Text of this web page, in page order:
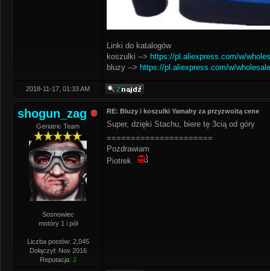
Linki do katalogów
koszulki --> https://pl.aliexpress.com/w/
bluzy --> https://pl.aliexpress.com/w/
2018-11-17, 01:33 AM
shogun_zag
Geriatric Team
Sosnowiec
motóry 1 i pół
Liczba postów: 2,045
Dołączył: Nov 2016
Reputacja: 2
RE: Bluzy i koszulki Yamahy za przyzwoitą cene
Super, dzięki Stachu, biere tę 3cią od góry
======================
Pozdrawiam
Piotrek